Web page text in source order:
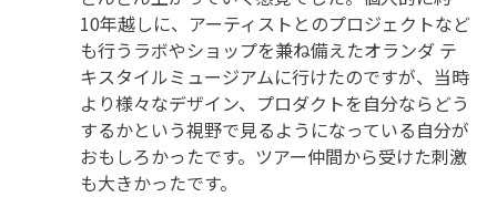
10年越しに、アーティストとのプロジェクトなど
も行うラボやショップを兼ね備えたオランダ テ
キスタイルミュージアムに行けたのですが、当時
より様々なデザイン、プロダクトを自分ならどう
するかという視野で見るようになっている自分が
おもしろかったです。ツアー仲間から受けた刺激
も大きかったです。